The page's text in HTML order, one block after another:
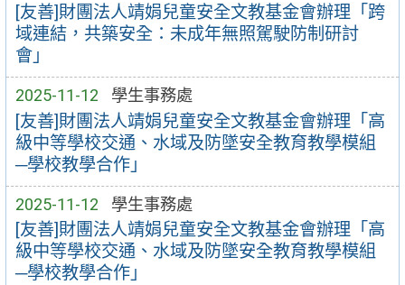
[友善]財團法人靖娟兒童安全文教基金會辦理「跨
域連結，共築安全：未成年無照駕駛防制研討
會」
2025-11-12 學生事務處
[友善]財團法人靖娟兒童安全文教基金會辦理「高
級中等學校交通、水域及防墜安全教育教學模組
─學校教學合作」
2025-11-12 學生事務處
[友善]財團法人靖娟兒童安全文教基金會辦理「高
級中等學校交通、水域及防墜安全教育教學模組
─學校教學合作」